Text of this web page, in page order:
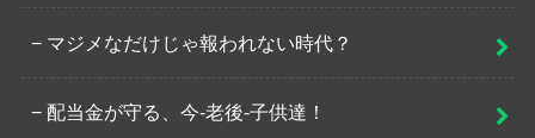
マジメなだけじゃ報われない時代？
配当金が守る、今-老後-子供達！